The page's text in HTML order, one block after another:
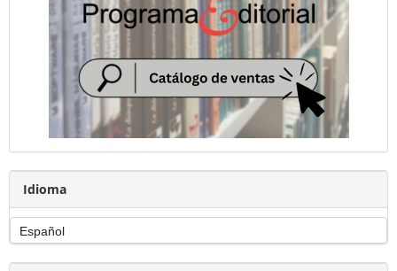
Idioma